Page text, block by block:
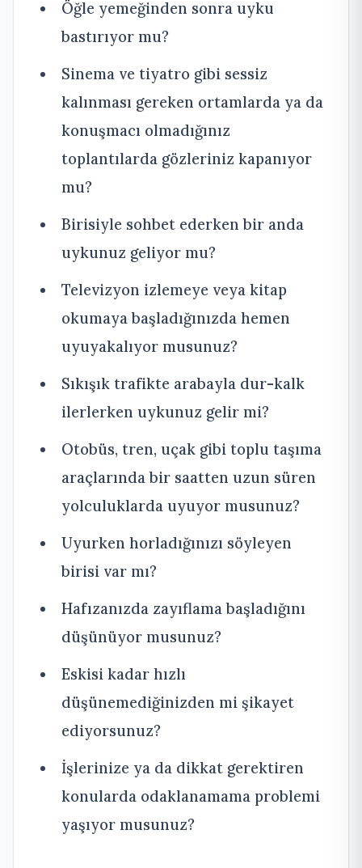
Öğle yemeğinden sonra uyku
bastırıyor mu?
Sinema ve tiyatro gibi sessiz
kalınması gereken ortamlarda ya da
konuşmacı olmadığınız
toplantılarda gözleriniz kapanıyor
mu?
Birisiyle sohbet ederken bir anda
uykunuz geliyor mu?
Televizyon izlemeye veya kitap
okumaya başladığınızda hemen
uyuyakalıyor musunuz?
Sıkışık trafikte arabayla dur-kalk
ilerlerken uykunuz gelir mi?
Otobüs, tren, uçak gibi toplu taşıma
araçlarında bir saatten uzun süren
yolculuklarda uyuyor musunuz?
Uyurken horladığınızı söyleyen
birisi var mı?
Hafızanızda zayıflama başladığını
düşünüyor musunuz?
Eskisi kadar hızlı
düşünemediğinizden mi şikayet
ediyorsunuz?
İşlerinize ya da dikkat gerektiren
konularda odaklanamama problemi
yaşıyor musunuz?